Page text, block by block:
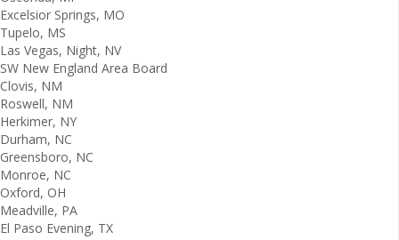
Excelsior Springs, MO
Tupelo, MS
Las Vegas, Night, NV
SW New England Area Board
Clovis, NM
Roswell, NM
Herkimer, NY
Durham, NC
Greensboro, NC
Monroe, NC
Oxford, OH
Meadville, PA
El Paso Evening, TX